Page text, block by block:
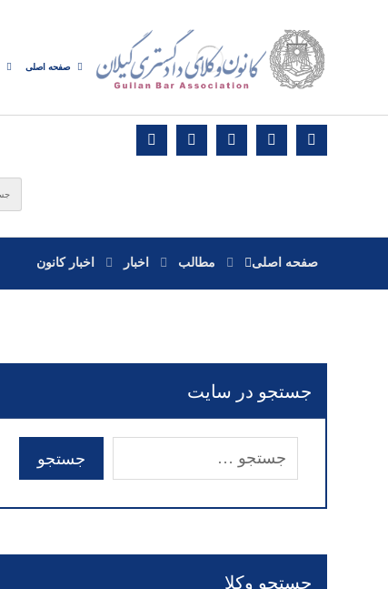
صفحه اصلی
صفحه اصلی مطالب اخبار اخبار کانون
جستجو در سایت
جستجو وکلا